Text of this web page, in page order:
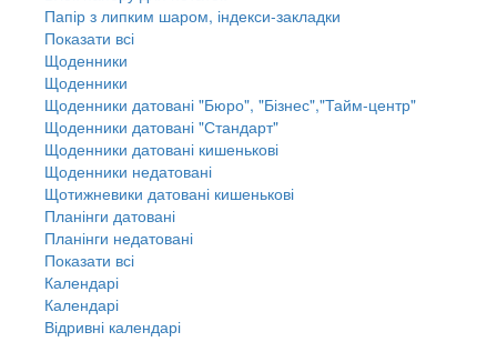
Папір з липким шаром, індекси-закладки
Показати всі
Щоденники
Щоденники
Щоденники датовані "Бюро", "Бізнес","Тайм-центр"
Щоденники датовані "Стандарт"
Щоденники датовані кишенькові
Щоденники недатовані
Щотижневики датовані кишенькові
Планінги датовані
Планінги недатовані
Показати всі
Календарі
Календарі
Відривні календарі